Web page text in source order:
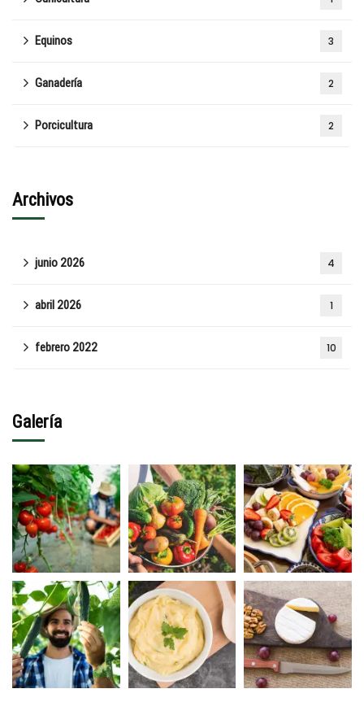
Equinos 3
Ganadería 2
Porcicultura 2
Archivos
junio 2026 4
abril 2026 1
febrero 2022 10
Galería